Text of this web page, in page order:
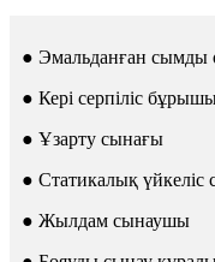
● Эмальданған сымды
● Кері серпіліс
● Ұзарту сынағы
● Статикалық үйкеліс
● Жылдам сынаушы